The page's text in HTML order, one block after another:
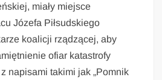
miały miejsce
Józefa Piłsudskiego
koalicji rządzącej, aby
ofiar katastrofy
napisami takimi jak „Pomnik